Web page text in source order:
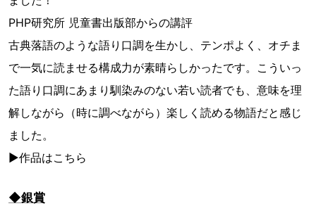
PHP研究所 児童書出版部からの講評
古典落語のような語り口調を生かし、テンポよく、オチま
で一気に読ませる構成力が素晴らしかったです。こういっ
た語り口調にあまり馴染みのない若い読者でも、意味を理
解しながら（時に調べながら）楽しく読める物語だと感じ
ました。
▶作品はこちら
◆銀賞